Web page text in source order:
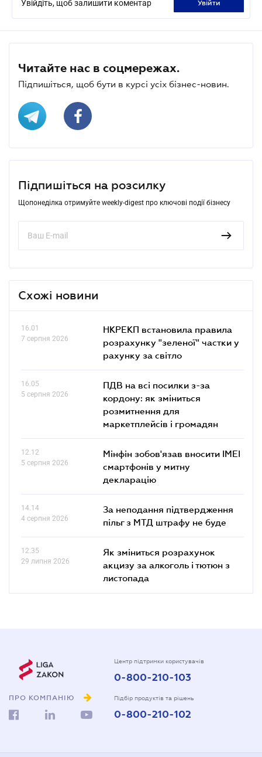
Увійдіть, щоб залишити коментар увійти
Читайте нас в соцмережах.
Підпишіться, щоб бути в курсі усіх бізнес-новин.
Підпишіться на розсилку
Щопонеділка отримуйте weekly-digest про ключові події бізнесу
Схожі новини
16.01
7 серпня 2026
НКРЕКП встановила правила
розрахунку "зеленої" частки у
рахунку за світло
16.05
5 серпня 2026
ПДВ на всі посилки з-за
кордону: як зміниться
розмитнення для
маркетплейсів і громадян
12.12
5 серпня 2026
Мінфін зобов'язав вносити IMEI
смартфонів у митну
декларацію
14.14
4 серпня 2026
За неподання підтвердження
пільг з МТД штрафу не буде
12.35
29 липня 2026
Як зміниться розрахунок
акцизу за алкоголь і тютюн з
листопада
ПРО КОМПАНІЮ
Центр підтримки користувачів
0-800-210-103
Підбір продуктів та рішень
0-800-210-102